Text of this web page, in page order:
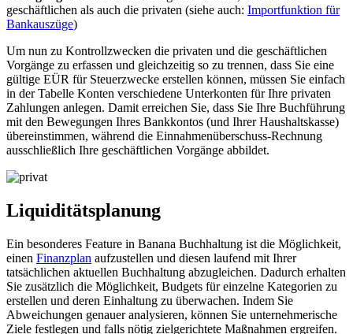
geschäftlichen als auch die privaten (siehe auch: Importfunktion für
Bankauszüge)
Um nun zu Kontrollzwecken die privaten und die geschäftlichen
Vorgänge zu erfassen und gleichzeitig so zu trennen, dass Sie eine
gültige EÜR für Steuerzwecke erstellen können, müssen Sie einfach
in der Tabelle Konten verschiedene Unterkonten für Ihre privaten
Zahlungen anlegen. Damit erreichen Sie, dass Sie Ihre Buchführung
mit den Bewegungen Ihres Bankkontos (und Ihrer Haushaltskasse)
übereinstimmen, während die Einnahmenüberschuss-Rechnung
ausschließlich Ihre geschäftlichen Vorgänge abbildet.
Liquiditätsplanung
Ein besonderes Feature in Banana Buchhaltung ist die Möglichkeit,
einen Finanzplan aufzustellen und diesen laufend mit Ihrer
tatsächlichen aktuellen Buchhaltung abzugleichen. Dadurch erhalten
Sie zusätzlich die Möglichkeit, Budgets für einzelne Kategorien zu
erstellen und deren Einhaltung zu überwachen. Indem Sie
Abweichungen genauer analysieren, können Sie unternehmerische
Ziele festlegen und falls nötig zielgerichtete Maßnahmen ergreifen.